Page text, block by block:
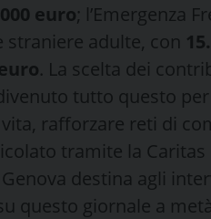
euro; l’Emergenza
straniere adulte, con
. La scelta dei
tutto questo
rafforzare reti di
tramite la
Genova destina agli
questo giornale a